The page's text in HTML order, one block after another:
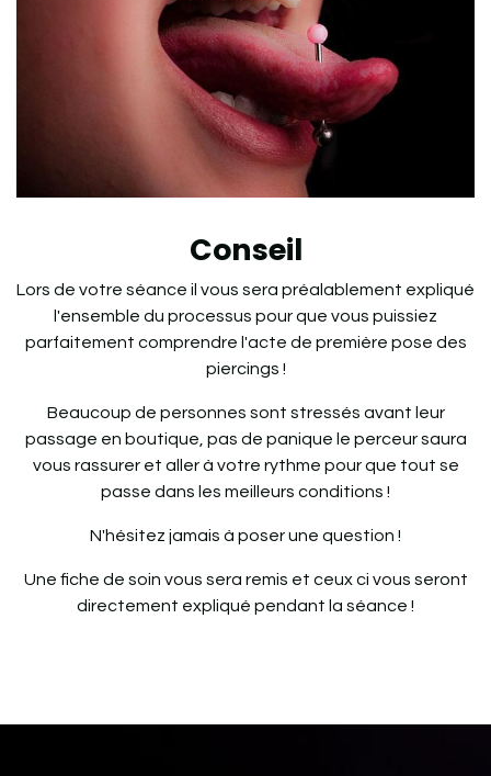
Conseil
Lors de votre séance il vous sera préalablement expliqué
l'ensemble du processus pour que vous puissiez
parfaitement comprendre l'acte de première pose des
piercings !
Beaucoup de personnes sont stressés avant leur
passage en boutique, pas de panique le perceur saura
vous rassurer et aller à votre rythme pour que tout se
passe dans les meilleurs conditions !
N'hésitez jamais à poser une question !
Une fiche de soin vous sera remis et ceux ci vous seront
directement expliqué pendant la séance !